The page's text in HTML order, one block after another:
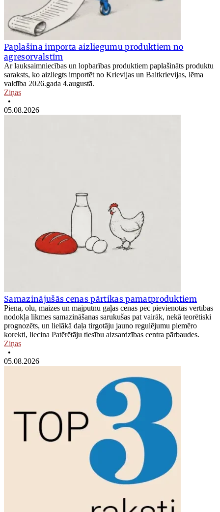
Paplašina importa aizliegumu produktiem no
agresorvalstīm
Ar lauksaimniecības un lopbarības produktiem paplašināts produktu
saraksts, ko aizliegts importēt no Krievijas un Baltkrievijas, lēma
valdība 2026.gada 4.augustā.
Ziņas
•
05.08.2026
Samazinājušās cenas pārtikas pamatproduktiem
Piena, olu, maizes un mājputnu gaļas cenas pēc pievienotās vērtības
nodokļa likmes samazināšanas sarukušas pat vairāk, nekā teorētiski
prognozēts, un lielākā daļa tirgotāju jauno regulējumu piemēro
korekti, liecina Patērētāju tiesību aizsardzības centra pārbaudes.
Ziņas
•
05.08.2026